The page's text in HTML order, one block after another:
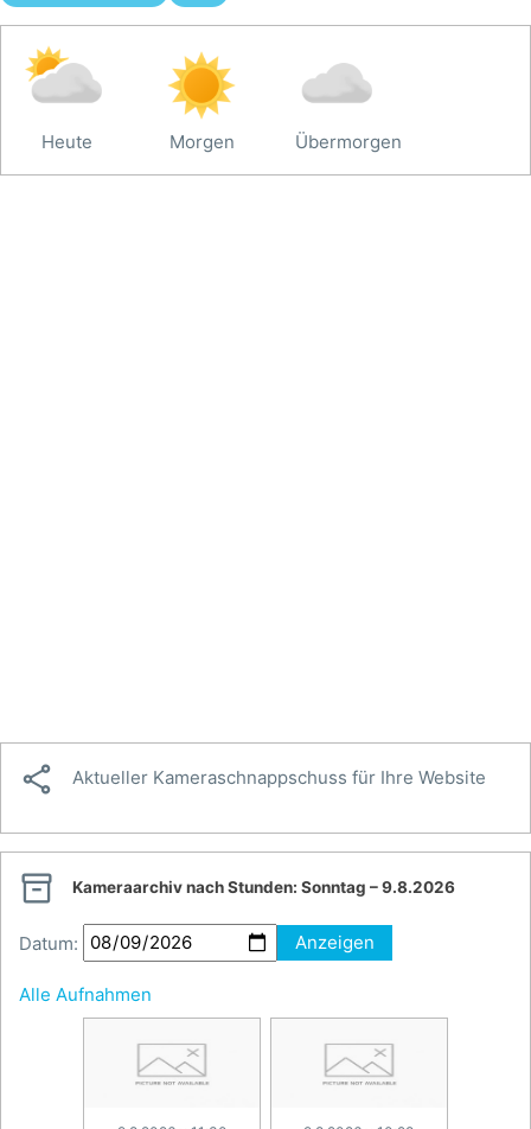
Heute Morgen Übermorgen
 Aktueller Kameraschnappschuss für Ihre Website
 Kameraarchiv nach Stunden: Sonntag – 9.8.2026
Datum: Anzeigen
Alle Aufnahmen